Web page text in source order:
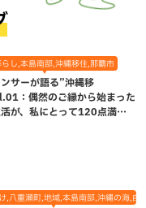
らし,本島南部,沖縄移住,那覇市
サーが語る”沖縄移
：偶然のご縁から始まった
が、私にとって120点満点
,八重瀬町,地域,本島南部,沖縄の海,自